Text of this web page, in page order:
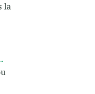
la